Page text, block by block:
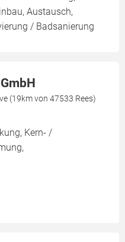
Austausch,
/ Badsanierung
(19km von 47533 Rees)
Kern- /